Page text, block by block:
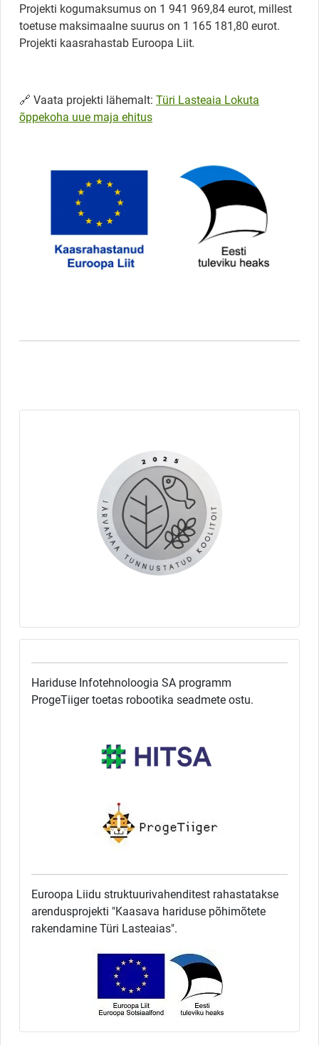
Projekti kogumaksumus on 1 941 969,84 eurot, millest
toetuse maksimaalne suurus on 1 165 181,80 eurot.
Projekti kaasrahastab Euroopa Liit.
🔗 Vaata projekti lähemalt: Türi Lasteaia Lokuta
õppekoha uue maja ehitus
Hariduse Infotehnoloogia SA programm
ProgeTiiger toetas robootika seadmete ostu.
Euroopa Liidu struktuurivahenditest rahastatakse
arendusprojekti "Kaasava hariduse põhimõtete
rakendamine Türi Lasteaias".